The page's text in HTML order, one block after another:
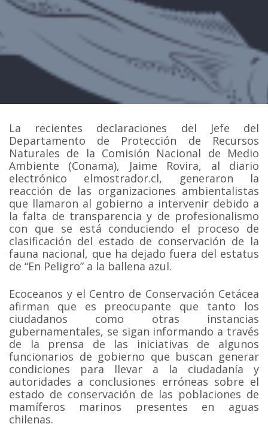
La recientes declaraciones del Jefe del
Departamento de Protección de Recursos
Naturales de la Comisión Nacional de Medio
Ambiente (Conama), Jaime Rovira, al diario
electrónico elmostrador.cl, generaron la
reacción de las organizaciones ambientalistas
que llamaron al gobierno a intervenir debido a
la falta de transparencia y de profesionalismo
con que se está conduciendo el proceso de
clasificación del estado de conservación de la
fauna nacional, que ha dejado fuera del estatus
de “En Peligro” a la ballena azul.
Ecoceanos y el Centro de Conservación Cetácea
afirman que es preocupante que tanto los
ciudadanos como otras instancias
gubernamentales, se sigan informando a través
de la prensa de las iniciativas de algunos
funcionarios de gobierno que buscan generar
condiciones para llevar a la ciudadanía y
autoridades a conclusiones erróneas sobre el
estado de conservación de las poblaciones de
mamíferos marinos presentes en aguas
chilenas.